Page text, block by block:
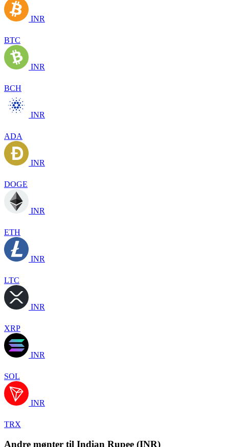
INR
BTC
INR
BCH
INR
ADA
INR
DOGE
INR
ETH
INR
LTC
INR
XRP
INR
SOL
INR
TRX
Andre mønter til Indian Rupee (INR)